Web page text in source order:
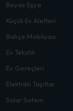
Beyaz Eşya
Küçük Ev Aletleri
Bahçe Mobilyası
Ev Tekstili
Ev Gereçleri
Elektrikli Taşıtlar
Solar Sistem